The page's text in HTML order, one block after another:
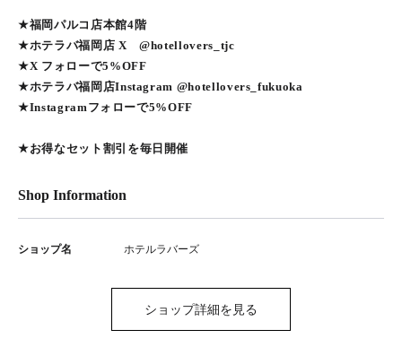
★福岡パルコ店本館4階
★ホテラバ福岡店 X @hotellovers_tjc
★X フォローで5%OFF
★ホテラバ福岡店Instagram @hotellovers_fukuoka
★Instagramフォローで5%OFF
★お得なセット割引を毎日開催
Shop Information
ショップ名 ホテルラバーズ
ショップ詳細を見る